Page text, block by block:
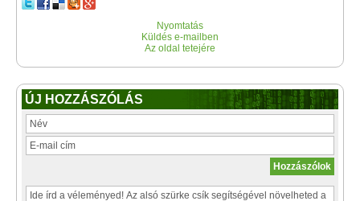
Nyomtatás
Küldés e-mailben
Az oldal tetejére
ÚJ HOZZÁSZÓLÁS